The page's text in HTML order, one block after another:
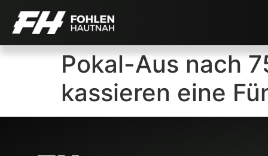
Pokal-Aus nach
kassieren eine